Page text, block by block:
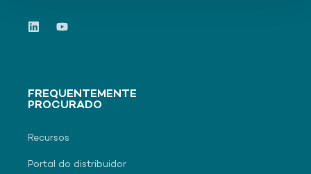
FREQUENTEMENTE
PROCURADO
Recursos
Portal do distribuidor